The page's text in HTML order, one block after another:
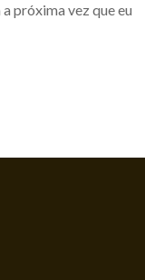
próxima vez que eu